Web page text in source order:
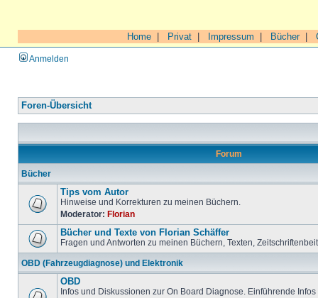
Home Privat Impressum Bücher|
Anmelden
Foren-Übersicht
Forum
Bücher
Tips vom Autor
Hinweise und Korrekturen zu meinen Büchern.
Moderator: Florian
Bücher und Texte von Florian Schäffer
Fragen und Antworten zu meinen Büchern, Texten,
OBD (Fahrzeugdiagnose) und Elektronik
OBD
Infos und Diskussionen zur On Board Diagnose. Einführende